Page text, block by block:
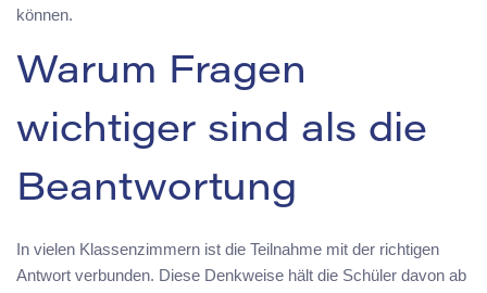
können.
Warum Fragen
wichtiger sind als die
Beantwortung
In vielen Klassenzimmern ist die Teilnahme mit der richtigen
Antwort verbunden. Diese Denkweise hält die Schüler davon ab